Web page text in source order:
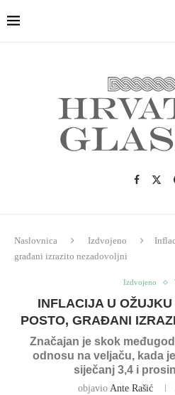
Naslovnica Izdvojeno
građani izrazito nezadovoljni
Izdvojeno
INFLACIJA U
POSTO, GRAĐANI
Značajan je skok
odnosu na veljaču, kada
siječanj 3,4 i
objavio Ante Rašić